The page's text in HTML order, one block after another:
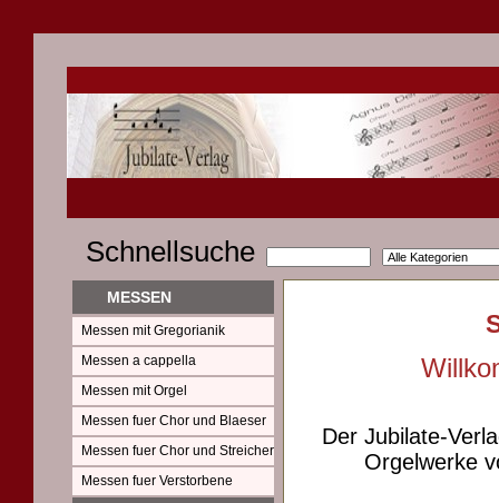
Schnellsuche
MESSEN
Messen mit Gregorianik
Messen a cappella
Messen mit Orgel
Messen fuer Chor und Blaeser
Messen fuer Chor und Streicher
Messen fuer Verstorbene
Der Jubilate-
Orgelwerke